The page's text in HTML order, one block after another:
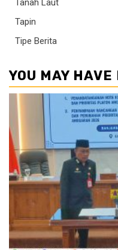
Tanah Laut
Tapin
Tipe Berita
YOU MAY